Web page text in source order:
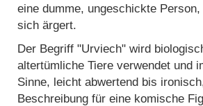
eine dumme, ungeschickte
sich ärgert.
Der Begriff "Urviech" wird
altertümliche Tiere verwendet und
Sinne, leicht abwertend bis
Beschreibung für eine komische